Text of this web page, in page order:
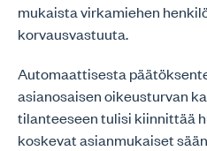
mukaista virkamiehen
korvausvastuuta.
Automaattisesta
asianosaisen oikeusturvan
tilanteeseen tulisi kiinnittää
koskevat asianmukaiset